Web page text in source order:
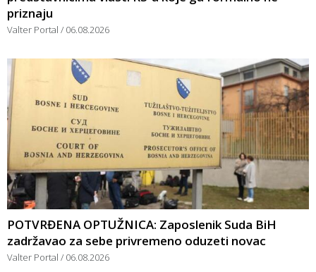
priznaju
Valter Portal 06.08.2026
POTVRĐENA OPTUŽNICA: Zaposlenik Suda BiH
zadržavao za sebe privremeno oduzeti novac
Valter Portal 06.08.2026